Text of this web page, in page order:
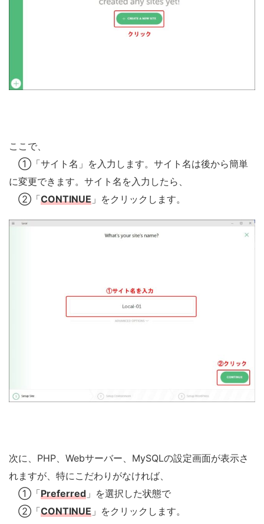
ここで、
①「サイト名」を入力します。サイト名は後から簡単
に変更できます。サイト名を入力したら、
②「CONTINUE 」をクリックします。
次に、PHP、Webサーバー、MySQLの設定画面が表示さ
れますが、特にこだわりがなければ、
①「Preferred 」を選択した状態で
②「CONTINUE 」をクリックします。